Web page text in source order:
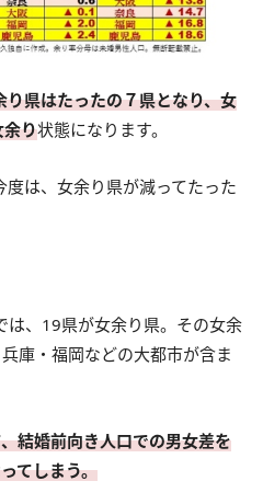
県はたったの７県となり、女
余り状態になります。
は、女余り県が減ってたった
、19県が女余り県。その女余
庫・福岡などの大都市が含ま
結婚前向き人口での男女差を
てしまう。